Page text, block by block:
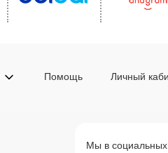
Помощь Личный
Мы в социальных